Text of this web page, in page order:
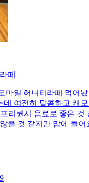
떼
마일 허니티라떼 먹어
데 여전히 달콤하고 캐모
리퀀시 음료로 좋은 것
을 것 같지만 맘에 들어